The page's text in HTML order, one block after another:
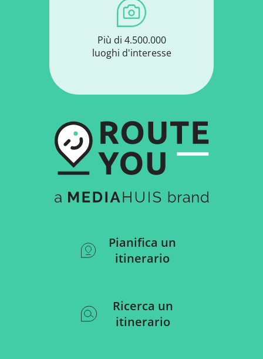
Più di 4.500.000
luoghi d'interesse
Pianifica un
itinerario
Ricerca un
itinerario